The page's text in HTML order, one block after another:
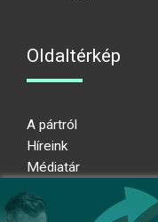
Oldaltérkép
A pártról
Híreink
Médiatár
Adatkezelési